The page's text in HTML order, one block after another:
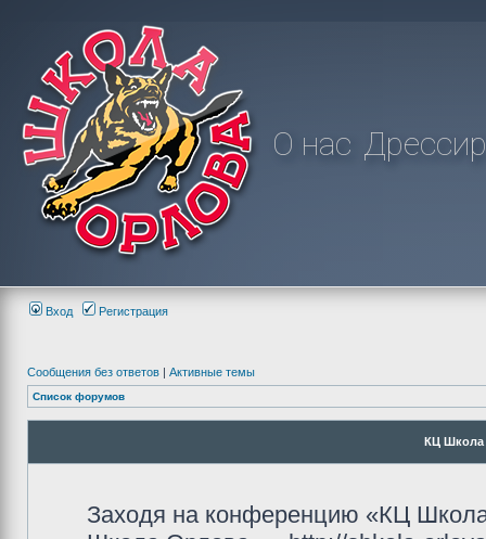
О нас
Вход Регистрация
Сообщения без ответов | Активные темы
Список форумов
КЦ Школа
Заходя на конференцию «КЦ